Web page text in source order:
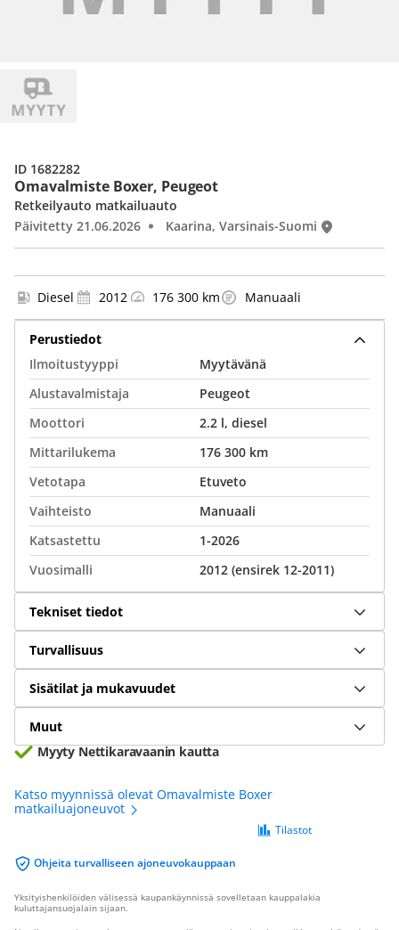
Omavalmiste Boxer, Peugeot
Retkeilyauto matkailuauto
Päivitetty 21.06.2026
Kaarina, Varsinais-Suomi
ID 1682282
Diesel 2012 176 300 km Manuaali
Perustiedot
Ilmoitustyyppi
Myytävänä
Alustavalmistaja
Peugeot
Moottori
2.2 l, diesel
Mittarilukema
176 300 km
Vetotapa
Etuveto
Vaihteisto
Manuaali
Katsastettu
1-2026
Vuosimalli
2012 (ensirek 12-2011)
Tekniset tiedot
Turvallisuus
Sisätilat ja mukavuudet
Muut
Myyty Nettikaravaanin kautta
Katso myynnissä olevat Omavalmiste Boxer
matkailuajoneuvot
Ohjeita turvalliseen ajoneuvokauppaan
Tilastot
Yksityishenkilöiden välisessä kaupankäynnissä sovelletaan kauppalakia
kuluttajansuojalain sijaan.